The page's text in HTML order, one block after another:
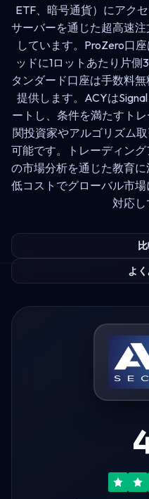
ETF、暗号通貨）にアク
サーバーを通じた超高速
しています。ProZero口
ッドに1ロットあたり片
タンダード口座は手数料
提供します。ACYは
ートし、条件を満たすト
関投資家やアルゴリズム
可能です。トレーディン
の市場分析を通じた教育
低コストでグローバル市
対応し
よ